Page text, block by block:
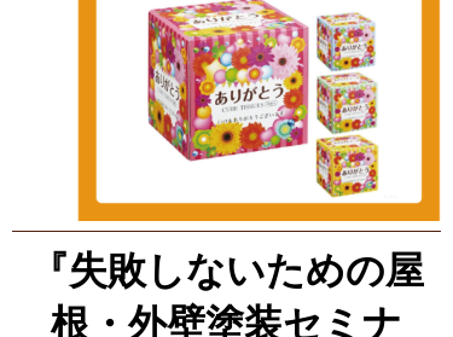
『失敗しないための屋
根・外壁塗装セミナ